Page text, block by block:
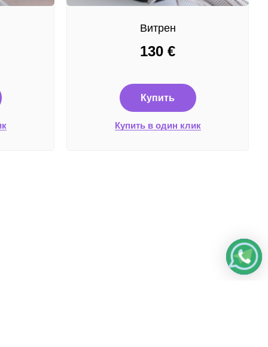
Витрен
130 €
Купить
Купить в один клик